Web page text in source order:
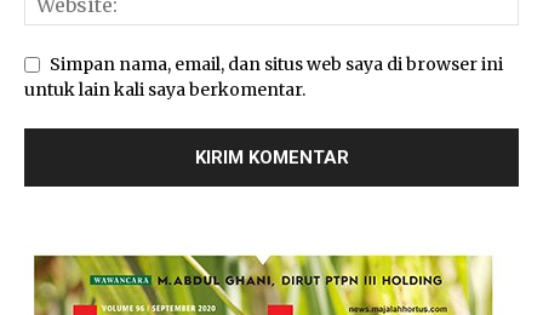
Simpan nama, email, dan situs web saya di browser ini
untuk lain kali saya berkomentar.